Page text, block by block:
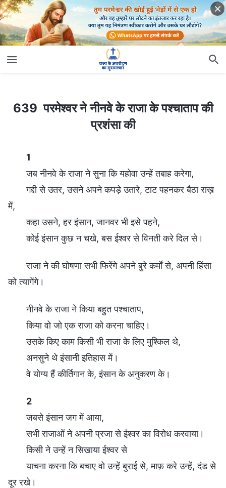
639 परमेश्वर ने नीनवे के राजा के पश्चाताप की प्रशंसा की
639 परमेश्वर ने नीनवे के राजा के पश्चाताप की
प्रशंसा की
1
जब नीनवे के राजा ने सुना कि यहोवा उन्हें तबाह करेगा,
गद्दी से उतर, उसने अपने कपड़े उतारे, टाट पहनकर बैठा राख़
में,
कहा उसने, हर इंसान, जानवर भी इसे पहने,
कोई इंसान कुछ न चखे, बस ईश्वर से विनती करे दिल से।
राजा ने की घोषणा सभी फिरेंगे अपने बुरे कर्मों से, अपनी हिंसा
को त्यागेंगे।
नीनवे के राजा ने किया बहुत पश्चाताप,
किया वो जो एक राजा को करना चाहिए।
उसके किए काम किसी भी राजा के लिए मुश्किल थे,
अनसुने थे इंसानी इतिहास में।
वे योग्य हैं कीर्तिगान के, इंसान के अनुकरण के।
2
जबसे इंसान जग में आया,
सभी राजाओं ने अपनी प्रजा से ईश्वर का विरोध करवाया।
किसी ने उन्हें न सिखाया ईश्वर से
याचना करना कि बचाए वो उन्हें बुराई से, माफ़ करे उन्हें, दंड से
दूर रखे।